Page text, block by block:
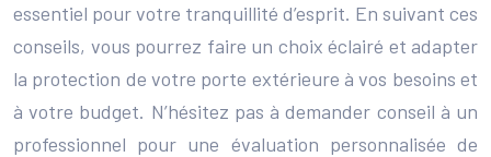
essentiel pour votre tranquillité d’esprit. En suivant ces
conseils, vous pourrez faire un choix éclairé et adapter
la protection de votre porte extérieure à vos besoins et
à votre budget. N’hésitez pas à demander conseil à un
professionnel pour une évaluation personnalisée de